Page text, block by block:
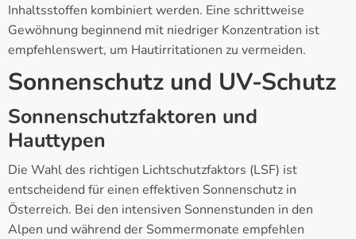
Inhaltsstoffen kombiniert werden. Eine schrittweise
Gewöhnung beginnend mit niedriger Konzentration ist
empfehlenswert, um Hautirritationen zu vermeiden.
Sonnenschutz und UV-Schutz
Sonnenschutzfaktoren und
Hauttypen
Die Wahl des richtigen Lichtschutzfaktors (LSF) ist
entscheidend für einen effektiven Sonnenschutz in
Österreich. Bei den intensiven Sonnenstunden in den
Alpen und während der Sommermonate empfehlen